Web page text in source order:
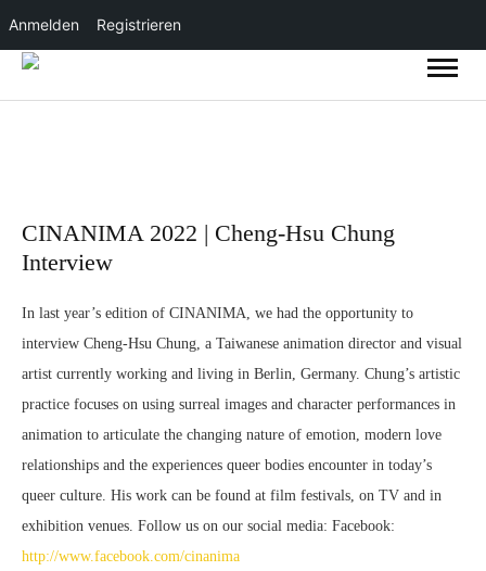
Anmelden Registrieren
CINANIMA 2022 | Cheng-Hsu Chung
Interview
In last year’s edition of CINANIMA, we had the opportunity to
interview Cheng-Hsu Chung, a Taiwanese animation director and visual
artist currently working and living in Berlin, Germany. Chung’s artistic
practice focuses on using surreal images and character performances in
animation to articulate the changing nature of emotion, modern love
relationships and the experiences queer bodies encounter in today’s
queer culture. His work can be found at film festivals, on TV and in
exhibition venues. Follow us on our social media: Facebook:
http://www.facebook.com/cinanima